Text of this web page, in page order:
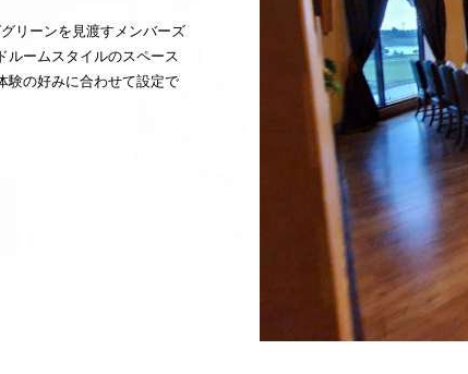
リーンを見渡すメンバーズ
ルームスタイルのスペース
験の好みに合わせて設定で